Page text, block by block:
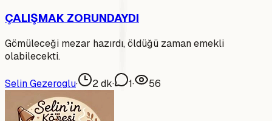
ÇALIŞMAK ZORUNDAYDI
Gömüleceği mezar hazırdı, öldüğü zaman emekli
olabilecekti.
Selin Gezeroglu· 2dk· 1· 56